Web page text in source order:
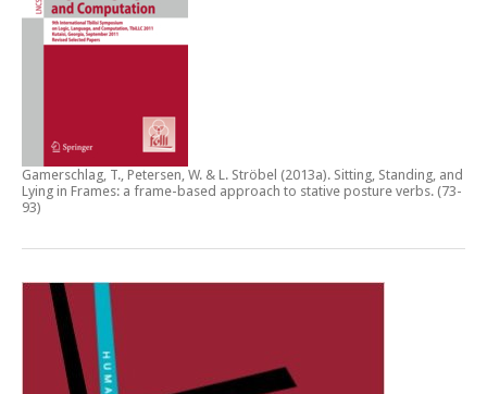
Gamerschlag, T., Petersen, W. & L. Ströbel (2013a). Sitting, Standing, and
Lying in Frames: a frame-based approach to stative posture verbs. (73-
93)